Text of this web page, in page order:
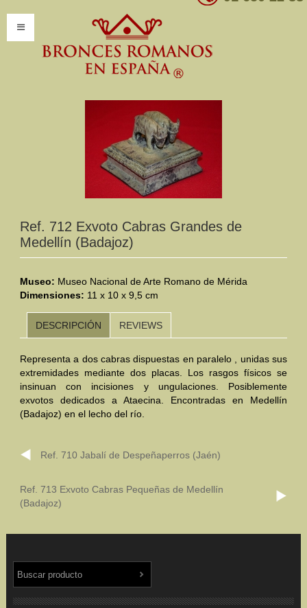
INFORMACIÓN
Introducción
Presentación
Modelos por encargo
CATÁLOGO
Catálogo Completo
Clasificaciones
Otras Civilizaciones
Trabajos Especiales
Referencias
BUSCAR
Ref. 712 Exvoto Cabras Grandes de
Medellín (Badajoz)
Museo: Museo Nacional de Arte Romano de Mérida
Dimensiones: 11 x 10 x 9,5 cm
DESCRIPCIÓN REVIEWS
Representa a dos cabras dispuestas en paralelo , unidas sus
extremidades mediante dos placas. Los rasgos físicos se
insinuan con incisiones y ungulaciones. Posiblemente
exvotos dedicados a Ataecina. Encontradas en Medellín
(Badajoz) en el lecho del río.
Ref. 710 Jabalí de Despeñaperros (Jaén)
Ref. 713 Exvoto Cabras Pequeñas de Medellín
(Badajoz)